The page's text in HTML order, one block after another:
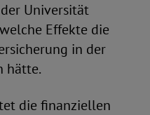
Universität
Effekte die
in der
hätte.
die finanziellen